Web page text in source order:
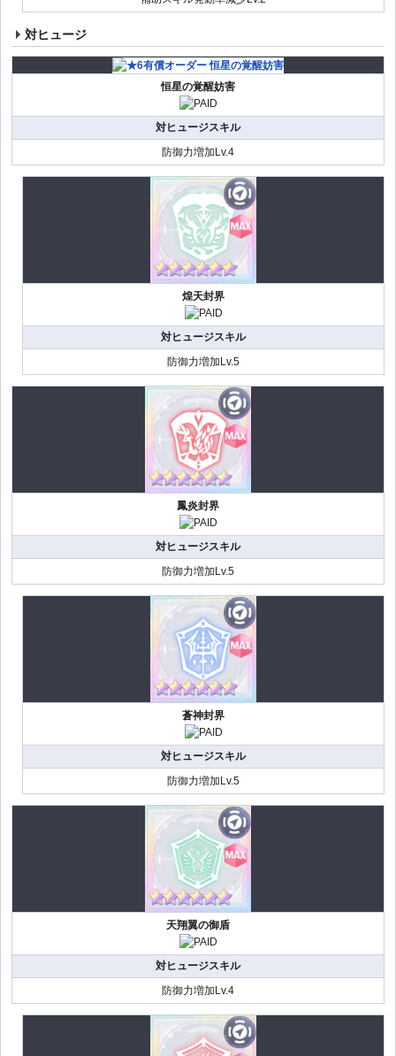
対ヒュージ
恒星の覚醒妨害
対ヒュージスキル
防御力増加Lv.4
煌天封界
対ヒュージスキル
防御力増加Lv.5
鳳炎封界
対ヒュージスキル
防御力増加Lv.5
蒼神封界
対ヒュージスキル
防御力増加Lv.5
天翔翼の御盾
対ヒュージスキル
防御力増加Lv.4